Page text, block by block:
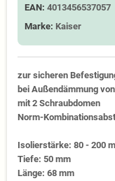
EAN: 4013456537057
Marke: Kaiser
zur sicheren
bei Außendämmung
mit 2 Schraubdomen
Norm-
Isolierstärke: 80 - 200
Tiefe: 50 mm
Länge: 68 mm